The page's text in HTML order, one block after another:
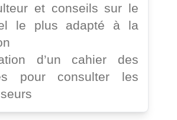
et conseils sur le
le plus adapté à la
d’un cahier des
pour consulter les